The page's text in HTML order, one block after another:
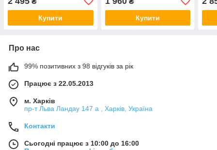
Купити
185 мм
Купити
Про нас
99% позитивних з 98 відгуків за рік
Працює з 22.05.2013
м. Харків
пр-т Льва Ландау 147 а , Харків, Україна
Контакти
Сьогодні працює з 10:00 до 16:00